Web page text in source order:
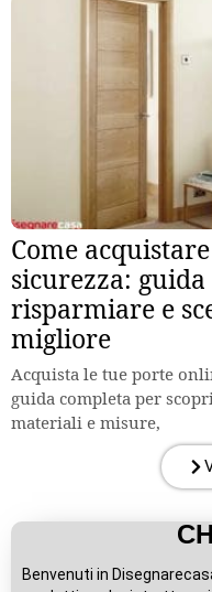
Come
sicurezza:
risparmiare e
migliore
Acquista le tue porte
guida completa per
materiali e misure,
Benvenuti in